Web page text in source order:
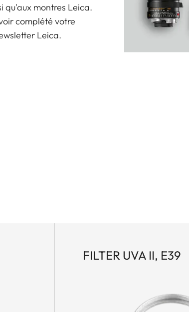
qu'aux montres Leica.
complété votre
Leica.
FILTER UVA II, E39